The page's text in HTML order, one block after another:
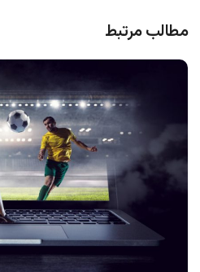
مطالب مرتبط